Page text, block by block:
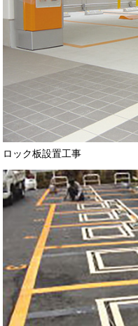
ロック板設置工事